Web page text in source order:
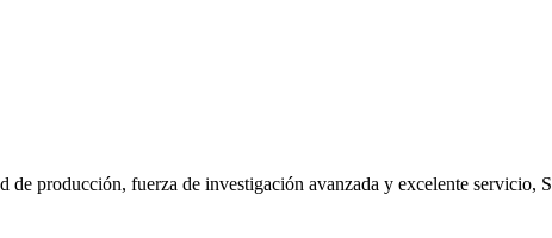
producción, fuerza de investigación avanzada y excelente